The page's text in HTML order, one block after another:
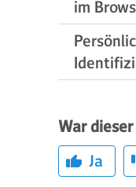
im
War
Ja